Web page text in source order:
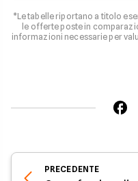
*Le tabelle riportano a titolo
le offerte poste in
informazioni necessarie per
PRECEDENTE